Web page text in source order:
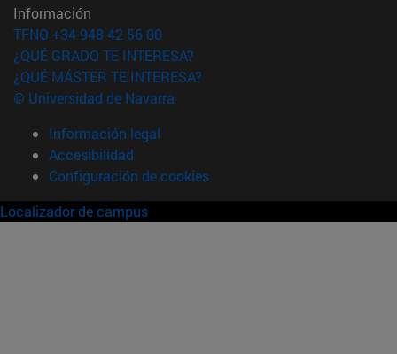
Información
TFNO +34 948 42 56 00
¿QUÉ GRADO TE INTERESA?
¿QUÉ MÁSTER TE INTERESA?
© Universidad de Navarra
Información legal
Accesibilidad
Configuración de cookies
Localizador de campus